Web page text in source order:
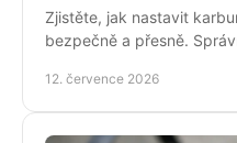
Zjistěte, jak nastavit
bezpečně a přesně.
12. července 2026